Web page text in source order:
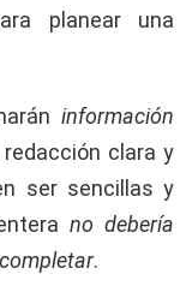
planear una
información
clara y
ser sencillas y
no debería
.